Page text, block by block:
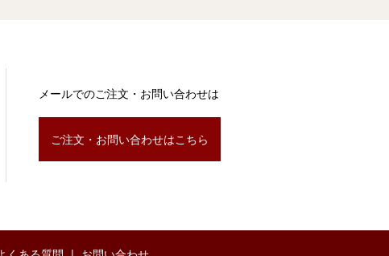
メールでのご注文・お問い合わせは
ご注文・お問い合わせはこちら